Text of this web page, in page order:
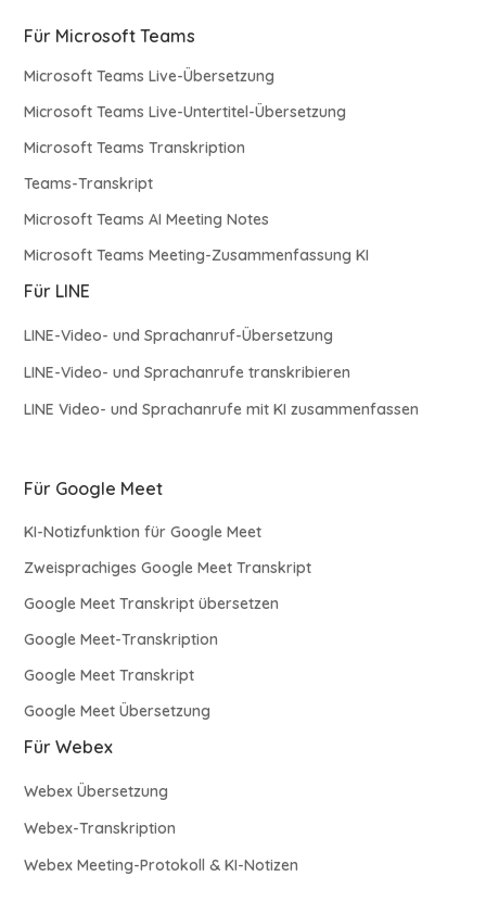
Für Microsoft Teams
Microsoft Teams Live-Übersetzung
Microsoft Teams Live-Untertitel-Übersetzung
Microsoft Teams Transkription
Teams-Transkript
Microsoft Teams AI Meeting Notes
Microsoft Teams Meeting-Zusammenfassung KI
Für LINE
LINE-Video- und Sprachanruf-Übersetzung
LINE-Video- und Sprachanrufe transkribieren
LINE Video- und Sprachanrufe mit KI zusammenfassen
Für Google Meet
KI-Notizfunktion für Google Meet
Zweisprachiges Google Meet Transkript
Google Meet Transkript übersetzen
Google Meet-Transkription
Google Meet Transkript
Google Meet Übersetzung
Für Webex
Webex Übersetzung
Webex-Transkription
Webex Meeting-Protokoll & KI-Notizen